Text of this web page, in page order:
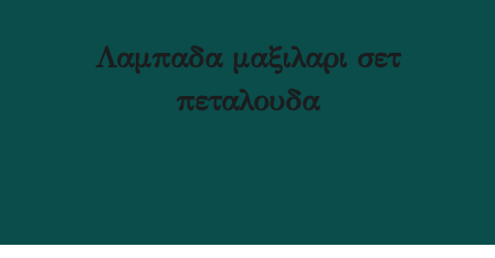
Λαμπαδα μαξιλαρι σετ
πεταλουδα